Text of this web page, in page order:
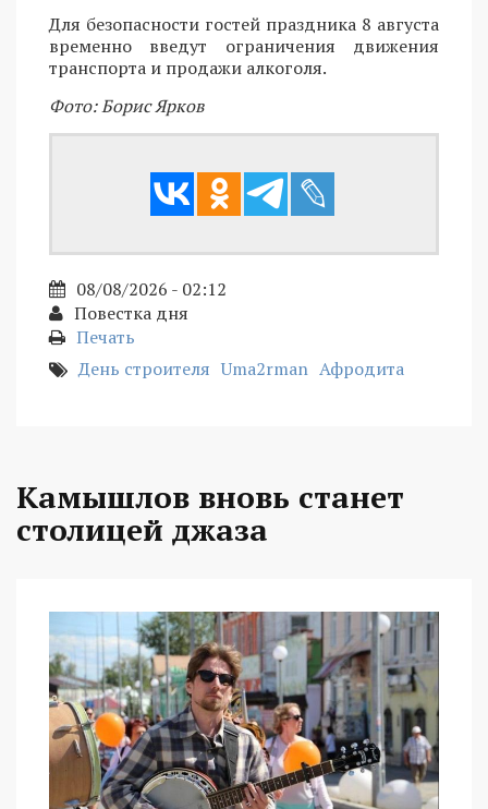
Для безопасности гостей праздника 8 августа
временно введут ограничения движения
транспорта и продажи алкоголя.
Фото: Борис Ярков
08/08/2026 - 02:12
Повестка дня
Печать
День строителя Uma2rman Афродита
Камышлов вновь станет
столицей джаза